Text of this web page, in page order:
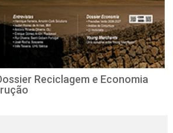
Reciclagem e Economia